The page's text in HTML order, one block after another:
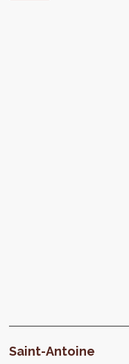
Saint-Antoine